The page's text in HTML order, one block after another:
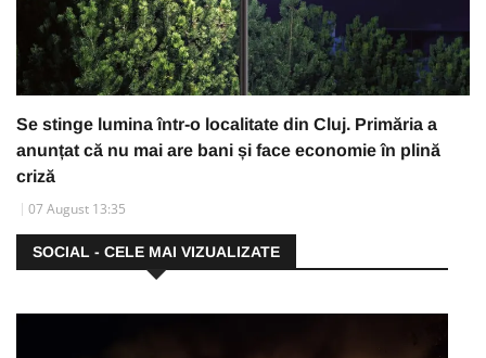
Se stinge lumina într-o localitate din Cluj. Primăria a
anunțat că nu mai are bani și face economie în plină
criză
07 August 13:35
SOCIAL - CELE MAI VIZUALIZATE